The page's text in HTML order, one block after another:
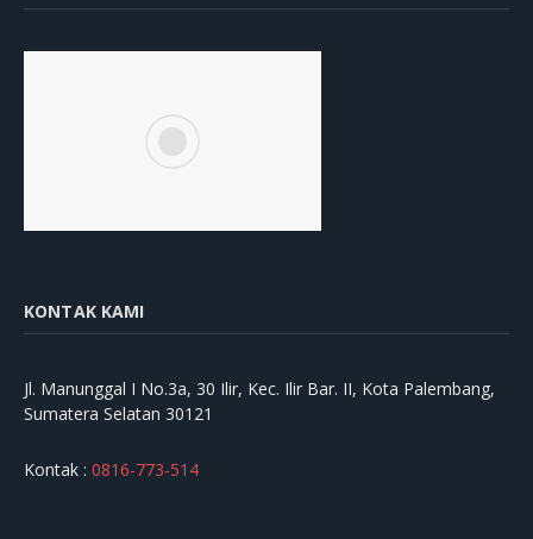
KONTAK KAMI
Jl. Manunggal I No.3a, 30 Ilir, Kec. Ilir Bar. II, Kota Palembang,
Sumatera Selatan 30121
Kontak : 0816-773-514